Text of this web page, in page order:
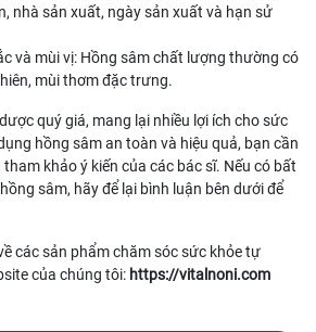
nhà sản xuất, ngày sản xuất và hạn sử
và mùi vị: Hồng sâm chất lượng thường có
mùi thơm đặc trưng.
quý giá, mang lại nhiều lợi ích cho sức
hồng sâm an toàn và hiệu quả, bạn cần
khảo ý kiến của các bác sĩ. Nếu có bất
sâm, hãy để lại bình luận bên dưới để
các sản phẩm chăm sóc sức khỏe tự
của chúng tôi: https://vitalnoni.com